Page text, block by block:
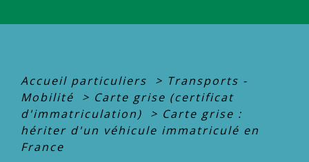
Accueil particuliers > Transports -
Mobilité
> Carte grise (certificat
d'immatriculation)
> Carte grise :
hériter d'un véhicule immatriculé en
France